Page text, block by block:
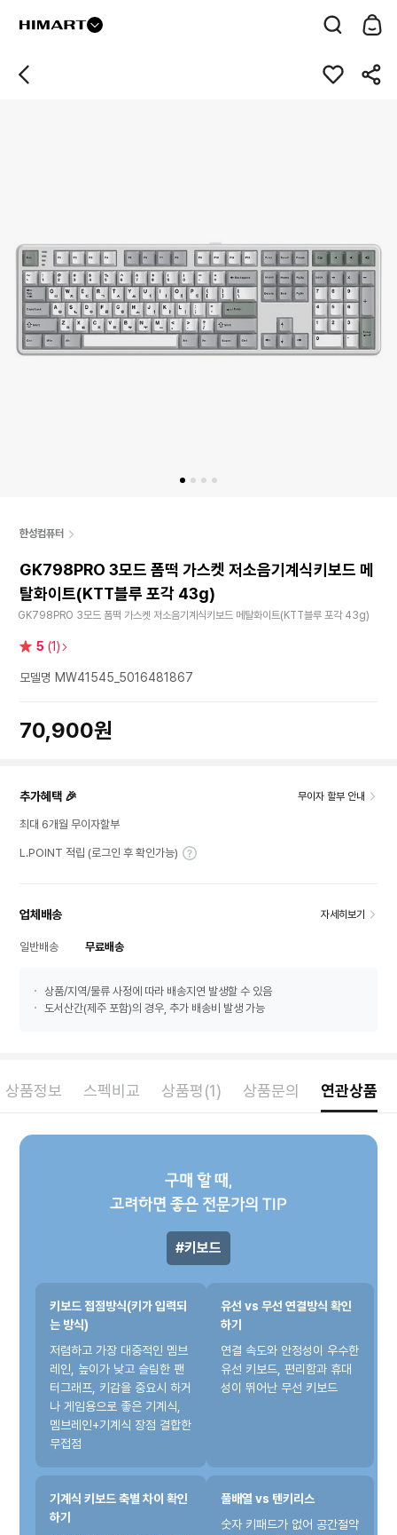
한성컴퓨터
GK798PRO 3모드 폼떡 가스켓 저소음기계식키보드 메
탈화이트(KTT블루 포각 43g)
GK798PRO 3모드 폼떡 가스켓 저소음기계식키보드 메탈화이트(KTT블루 포각 43g)
별 5 (1)
모델명 MW41545_5016481867
70,900원
추가혜택 🎉 무이자 할부 안내
최대 6개월 무이자할부
L.POINT 적립 (로그인 후 확인가능)
업체배송 자세히보기
일반배송 무료배송
상품/지역/물류 사정에 따라 배송지연 발생할 수 있음
도서산간(제주 포함)의 경우, 추가 배송비 발생 가능
상품정보 스펙비교 상품평(1) 상품문의 연관상품
구매 할 때,
고려하면 좋은 전문가의 TIP
키보드
키보드 접점방식(키가 입력되
는 방식)
저렴하고 가장 대중적인 멤브
레인, 높이가 낮고 슬림한 팬
터그래프, 키감을 중요시 하거
나 게임용으로 좋은 기계식,
멤브레인+기계식 장점 결합한
무접점
기계식 키보드 축별 차이 확인
하기
유선 vs 무선 연결방식 확인
하기
연결 속도와 안정성이 우수한
유선 키보드, 편리함과 휴대
성이 뛰어난 무선 키보드
풀배열 vs 텐키리스
숫자 키패드가 없어 공간절약